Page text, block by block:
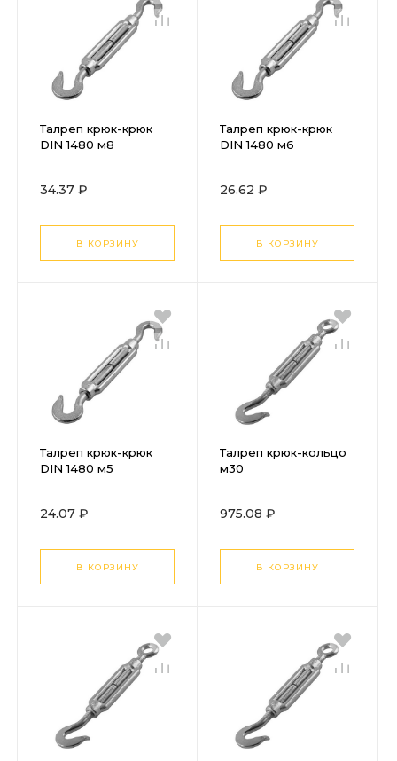
Талреп крюк-крюк
DIN 1480 м8
34.37 ₽
В КОРЗИНУ
Талреп крюк-крюк
DIN 1480 м6
26.62 ₽
В КОРЗИНУ
Талреп крюк-крюк
DIN 1480 м5
24.07 ₽
В КОРЗИНУ
Талреп крюк-кольцо
м30
975.08 ₽
В КОРЗИНУ